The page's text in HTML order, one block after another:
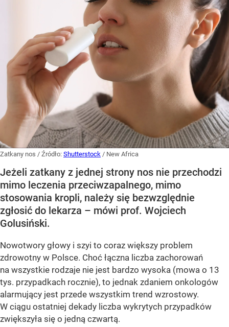
Zatkany nos / Źródło: Shutterstock / New Africa
Jeżeli zatkany z jednej strony nos nie przechodzi
mimo leczenia przeciwzapalnego, mimo
stosowania kropli, należy się bezwzględnie
zgłosić do lekarza – mówi prof. Wojciech
Golusiński.
Nowotwory głowy i szyi to coraz większy problem
zdrowotny w Polsce. Choć łączna liczba zachorowań
na wszystkie rodzaje nie jest bardzo wysoka (mowa o 13
tys. przypadkach rocznie), to jednak zdaniem onkologów
alarmujący jest przede wszystkim trend wzrostowy.
W ciągu ostatniej dekady liczba wykrytych przypadków
zwiększyła się o jedną czwartą.